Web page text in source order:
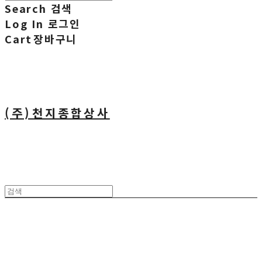
Search 검색
Log In 로그인
Cart장바구니
(주)천지종합상사